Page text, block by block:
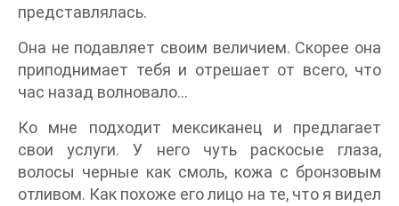
представлялась.
Она не подавляет своим величием. Скорее она
приподнимает тебя и отрешает от всего, что
час назад волновало…
Ко мне подходит мексиканец и предлагает
свои услуги. У него чуть раскосые глаза,
волосы черные как смоль, кожа с бронзовым
отливом. Как похоже его лицо на те, что я видел